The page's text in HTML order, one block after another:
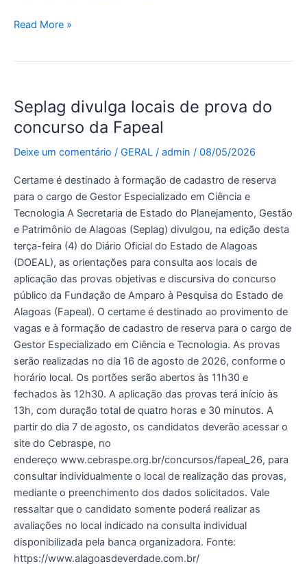
Read More »
Seplag divulga locais de prova do
concurso da Fapeal
Deixe um comentário / GERAL / admin / 08/05/2026
Certame é destinado à formação de cadastro de reserva
para o cargo de Gestor Especializado em Ciência e
Tecnologia A Secretaria de Estado do Planejamento, Gestão
e Patrimônio de Alagoas (Seplag) divulgou, na edição desta
terça-feira (4) do Diário Oficial do Estado de Alagoas
(DOEAL), as orientações para consulta aos locais de
aplicação das provas objetivas e discursiva do concurso
público da Fundação de Amparo à Pesquisa do Estado de
Alagoas (Fapeal). O certame é destinado ao provimento de
vagas e à formação de cadastro de reserva para o cargo de
Gestor Especializado em Ciência e Tecnologia. As provas
serão realizadas no dia 16 de agosto de 2026, conforme o
horário local. Os portões serão abertos às 11h30 e
fechados às 12h30. A aplicação das provas terá início às
13h, com duração total de quatro horas e 30 minutos. A
partir do dia 7 de agosto, os candidatos deverão acessar o
site do Cebraspe, no
endereço www.cebraspe.org.br/concursos/fapeal_26, para
consultar individualmente o local de realização das provas,
mediante o preenchimento dos dados solicitados. Vale
ressaltar que o candidato somente poderá realizar as
avaliações no local indicado na consulta individual
disponibilizada pela banca organizadora. Fonte:
https://www.alagoasdeverdade.com.br/
divulga
locais
prova
concurso
da
Fapeal